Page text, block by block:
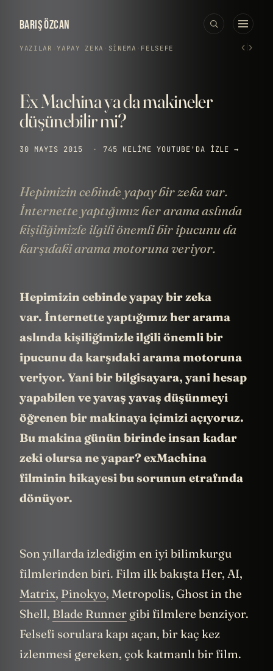
BARIŞ ÖZCAN
YAZILAR ›YAPAY ZEKA SINEMA · FELSEFE ‹›
Ex Machina ya da makineler
düşünebilir mi?
30 MAYIS 2015 · 745 KELIME YOUTUBE'DA IZLE →
Hepimizin cebinde yapay bir zeka var.
İnternette yaptığımız her arama aslında
kişiliğimizle ilgili önemli bir ipucunu da
karşıdaki arama motoruna veriyor.
Hepimizin cebinde yapay bir zeka
var. İnternette yaptığımız her arama
aslında kişiliğimizle ilgili önemli bir
ipucunu da karşıdaki arama motoruna
veriyor. Yani bir bilgisayara, yani hesap
yapabilen ve yavaş yavaş düşünmeyi
öğrenen bir makinaya içimizi açıyoruz.
Bu makina günün birinde insan kadar
zeki olursa ne yapar? exMachina
filminin hikayesi bu sorunun etrafında
dönüyor.
Son yıllarda izlediğim en iyi bilimkurgu
filmlerinden biri. Film ilk bakışta Her, AI,
Matrix, Pinokyo, Metropolis, Ghost in the
Shell, Blade Runner gibi filmlere benziyor.
Felsefi sorulara kapı açan, bir kaç kez
izlenmesi gereken, çok katmanlı bir film.